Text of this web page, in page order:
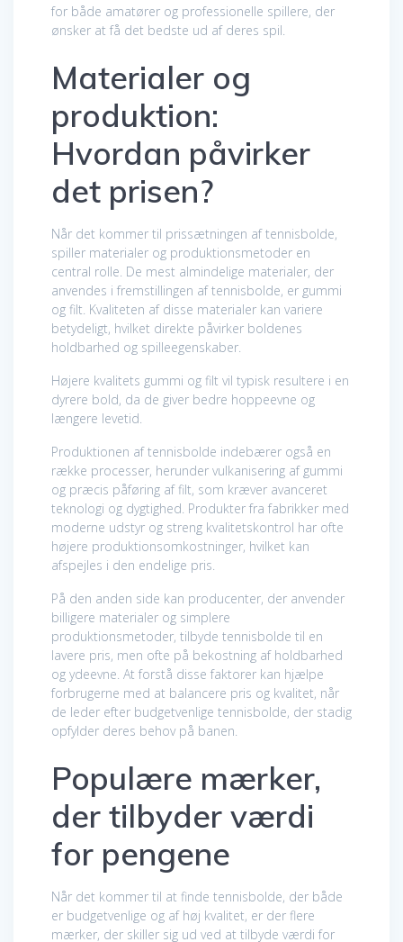
for både amatører og professionelle spillere, der
ønsker at få det bedste ud af deres spil.
Materialer og
produktion:
Hvordan påvirker
det prisen?
Når det kommer til prissætningen af tennisbolde,
spiller materialer og produktionsmetoder en
central rolle. De mest almindelige materialer, der
anvendes i fremstillingen af tennisbolde, er gummi
og filt. Kvaliteten af disse materialer kan variere
betydeligt, hvilket direkte påvirker boldenes
holdbarhed og spilleegenskaber.
Højere kvalitets gummi og filt vil typisk resultere i en
dyrere bold, da de giver bedre hoppeevne og
længere levetid.
Produktionen af tennisbolde indebærer også en
række processer, herunder vulkanisering af gummi
og præcis påføring af filt, som kræver avanceret
teknologi og dygtighed. Produkter fra fabrikker med
moderne udstyr og streng kvalitetskontrol har ofte
højere produktionsomkostninger, hvilket kan
afspejles i den endelige pris.
På den anden side kan producenter, der anvender
billigere materialer og simplere
produktionsmetoder, tilbyde tennisbolde til en
lavere pris, men ofte på bekostning af holdbarhed
og ydeevne. At forstå disse faktorer kan hjælpe
forbrugerne med at balancere pris og kvalitet, når
de leder efter budgetvenlige tennisbolde, der stadig
opfylder deres behov på banen.
Populære mærker,
der tilbyder værdi
for pengene
Når det kommer til at finde tennisbolde, der både
er budgetvenlige og af høj kvalitet, er der flere
mærker, der skiller sig ud ved at tilbyde værdi for